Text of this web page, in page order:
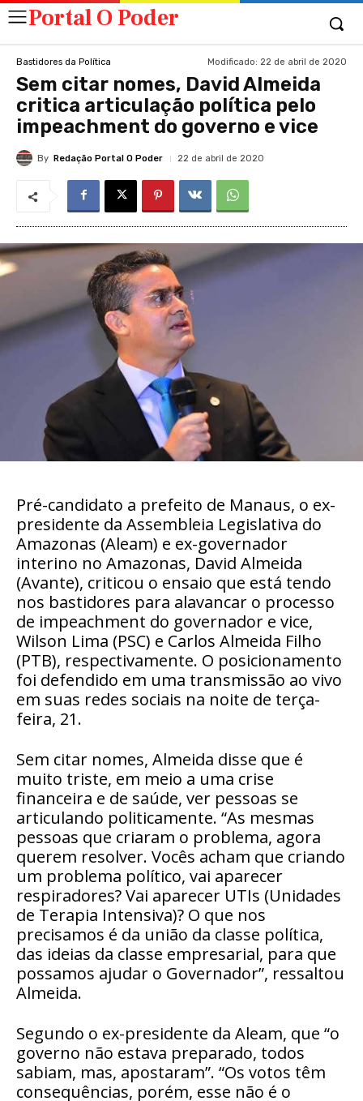
Portal O Poder
Bastidores da Política Modificado: 22 de abril de 2020
Sem citar nomes, David Almeida
critica articulação política pelo
impeachment do governo e vice
By Redação Portal O Poder 22 de abril de 2020
Pré-candidato a prefeito de Manaus, o ex-
presidente da Assembleia Legislativa do
Amazonas (Aleam) e ex-governador
interino no Amazonas, David Almeida
(Avante), criticou o ensaio que está tendo
nos bastidores para alavancar o processo
de impeachment do governador e vice,
Wilson Lima (PSC) e Carlos Almeida Filho
(PTB), respectivamente. O posicionamento
foi defendido em uma transmissão ao vivo
em suas redes sociais na noite de terça-
feira, 21.
Sem citar nomes, Almeida disse que é
muito triste, em meio a uma crise
financeira e de saúde, ver pessoas se
articulando politicamente. “As mesmas
pessoas que criaram o problema, agora
querem resolver. Vocês acham que criando
um problema político, vai aparecer
respiradores? Vai aparecer UTIs (Unidades
de Terapia Intensiva)? O que nos
precisamos é da união da classe política,
das ideias da classe empresarial, para que
possamos ajudar o Governador”, ressaltou
Almeida.
Segundo o ex-presidente da Aleam, que “o
governo não estava preparado, todos
sabiam, mas, apostaram”. “Os votos têm
consequências, porém, esse não é o